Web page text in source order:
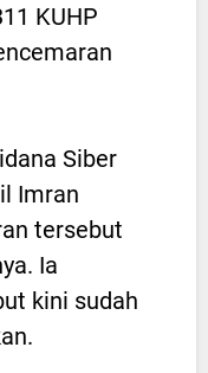
KUHP
Siber
Imran
tersebut
Ia
kini sudah